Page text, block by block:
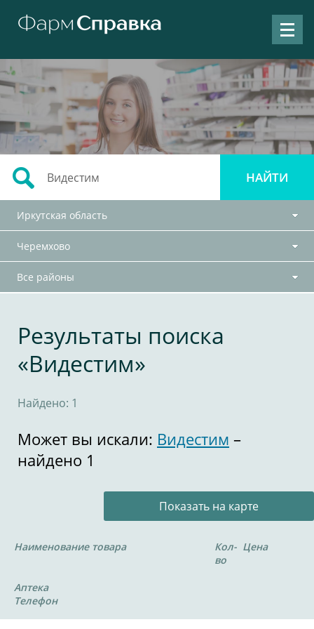
Иркутская область
Черемхово
Все районы
Результаты поиска
«Видестим»
Найдено: 1
Может вы искали: Видестим –
найдено 1
Показать на карте
Наименование товара
Кол-
во
Цена
Аптека
Телефон